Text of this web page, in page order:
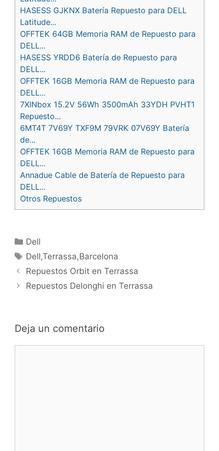
HASESS GJKNX Batería Repuesto para DELL
Latitude...
OFFTEK 64GB Memoria RAM de Repuesto para
DELL...
HASESS YRDD6 Batería de Repuesto para
DELL...
OFFTEK 16GB Memoria RAM de Repuesto para
DELL...
7XINbox 15.2V 56Wh 3500mAh 33YDH PVHT1
Repuesto...
6MT4T 7V69Y TXF9M 79VRK 07V69Y Batería
de...
OFFTEK 16GB Memoria RAM de Repuesto para
DELL...
Annadue Cable de Batería de Repuesto para
DELL...
Otros Repuestos
Categorías
Dell
Etiquetas
Dell,Terrassa,Barcelona
Navegación
de
entradas
Repuestos Orbit en Terrassa
Repuestos Delonghi en Terrassa
Deja un comentario